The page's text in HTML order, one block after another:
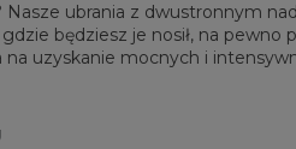
C - Długość
Nasze ubrania z dwustronnym
będziesz je nosił, na pewno
uzyskanie mocnych i